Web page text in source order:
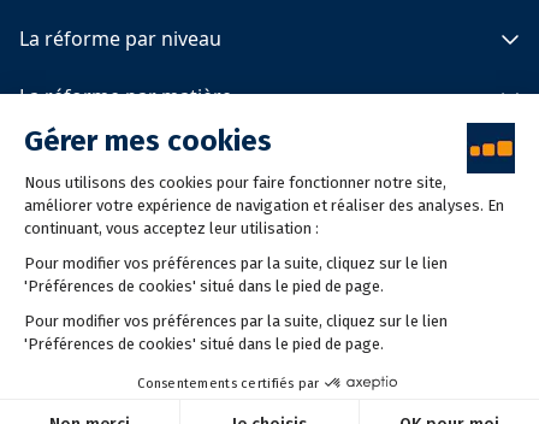
Spécimens 2025 et 2026
Le calendrier de la réforme
Les programmes officiels
Être conseillé
La réforme par niveau
Primaire
Lycée
La réforme par matière
Français
Mathématiques
Langues vivantes
Éducation à la vie affective, relationnelle et à la sexualité
À propos de LDE
Qui sommes-nous
2026 LDE © - Tous droits réservés
Mentions légalesPolitique de confidentialitéPolitique de cookies
Gestion des cookies
Conception
Agence Adeliom